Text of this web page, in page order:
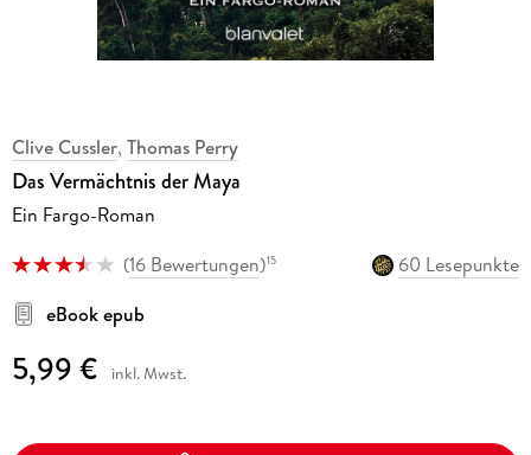
Clive Cussler, Thomas Perry
Das Vermächtnis der Maya
Ein Fargo-Roman
(16 Bewertungen)15
60 Lesepunkte
eBook epub
5,99 € inkl. Mwst.